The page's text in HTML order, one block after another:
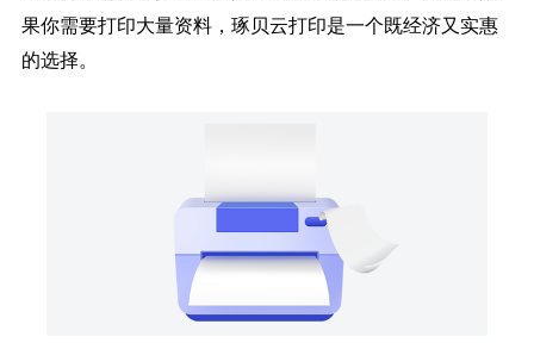
果你需要打印大量资料，琢贝云打印是一个既经济又实惠
的选择。